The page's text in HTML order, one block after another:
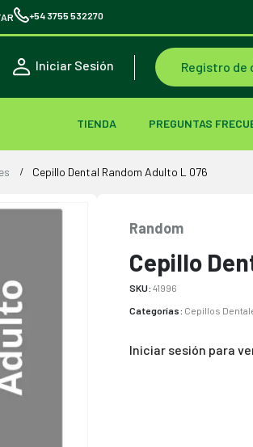
+54 3755 532270
Iniciar Sesión Registro de
TIENDA PREGUNTAS
Cepillo Dental Random Adulto L 076
Random
Cepillo
SKU:41996
Categorías: Cepillos
Iniciar sesión para